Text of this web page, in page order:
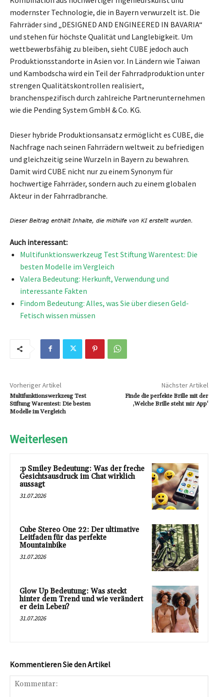
modernster Technologie, die in Bayern verwurzelt ist. Die
Fahrräder sind „DESIGNED AND ENGINEERED IN BAVARIA“
und stehen für höchste Qualität und Langlebigkeit. Um
wettbewerbsfähig zu bleiben, sieht CUBE jedoch auch
Produktionsstandorte in Asien vor. In Ländern wie Taiwan
und Kambodscha wird ein Teil der Fahrradproduktion unter
strengen Qualitätskontrollen realisiert,
branchenspezifisch durch zahlreiche Partnerunternehmen
wie die Pending System GmbH & Co. KG.
Dieser hybride Produktionsansatz ermöglicht es CUBE, die
Nachfrage nach seinen Fahrrädern weltweit zu befriedigen
und gleichzeitig seine Wurzeln in Bayern zu bewahren.
Damit wird CUBE nicht nur zu einem Synonym für
hochwertige Fahrräder, sondern auch zu einem globalen
Akteur in der Fahrradbranche.
Auch interessant:
Multifunktionswerkzeug Test Stiftung Warentest: Die
besten Modelle im Vergleich
Valera Bedeutung: Herkunft, Verwendung und
interessante Fakten
Findom Bedeutung: Alles, was Sie über diesen Geld-
Fetisch wissen müssen
Vorheriger Artikel
Multifunktionswerkzeug Test
Stiftung Warentest: Die besten
Modelle im Vergleich
Nächster Artikel
Finde die perfekte Brille mit der
‚Welche Brille steht mir App‘
Weiterlesen
:p Smiley Bedeutung: Was der freche
Gesichtsausdruck im Chat wirklich
aussagt
31.07.2026
Cube Stereo One 22: Der ultimative
Leitfaden für das perfekte
Mountainbike
31.07.2026
Glow Up Bedeutung: Was steckt
hinter dem Trend und wie verändert
er dein Leben?
31.07.2026
Kommentieren Sie den Artikel